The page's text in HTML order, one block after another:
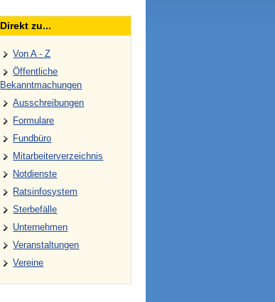
Direkt zu...
Von A - Z
Öffentliche
Bekanntmachungen
Ausschreibungen
Formulare
Fundbüro
Mitarbeiterverzeichnis
Notdienste
Ratsinfosystem
Sterbefälle
Unternehmen
Veranstaltungen
Vereine